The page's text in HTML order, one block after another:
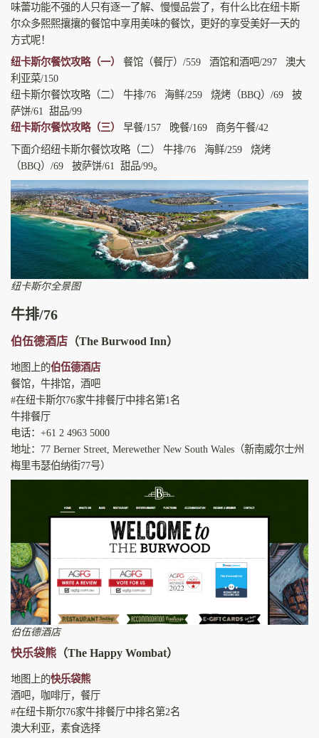
味蕾功能不强的人只有逐一了解、慢慢品尝了，有什么比在纽卡斯
尔众多熙熙攘攘的餐馆中享用美味的餐饮，更好的享受美好一天的
方式呢！
纽卡斯尔餐饮攻略（一）
餐馆（餐厅）/559 酒馆和酒吧/297 澳大
利亚菜/150
纽卡斯尔餐饮攻略（二） 牛排/76 海鲜/259 烧烤（BBQ）/69 披
萨饼/61 甜品/99
纽卡斯尔餐饮攻略（三）
早餐/157 晚餐/169 商务午餐/42
下面介绍纽卡斯尔餐饮攻略（二） 牛排/76 海鲜/259 烧烤
（BBQ）/69 披萨饼/61 甜品/99。
纽卡斯尔全景图
牛排/76
伯伍德酒店 （The Burwood Inn）
地图上的伯伍德酒店
餐馆，牛排馆，酒吧
#在纽卡斯尔76家牛排餐厅中排名第1名
牛排餐厅
电话：+61 2 4963 5000
地址：77 Berner Street, Merewether New South Wales（新南威尔士州
梅里韦瑟伯纳街77号）
伯伍德酒店
快乐袋熊 （The Happy Wombat）
地图上的快乐袋熊
酒吧，咖啡厅，餐厅
#在纽卡斯尔76家牛排餐厅中排名第2名
澳大利亚，素食选择